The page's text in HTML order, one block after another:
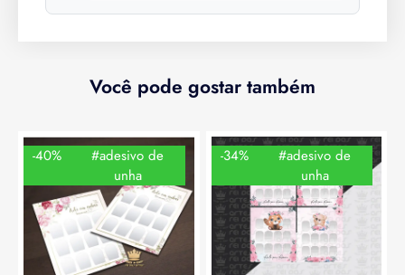
Você pode gostar também
-40%
#adesivo de
unha
-34%
#adesivo de
unha